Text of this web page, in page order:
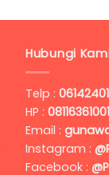
Hubungi
Telp :
HP : 08116361001
Email :
Instagram :
Facebook :